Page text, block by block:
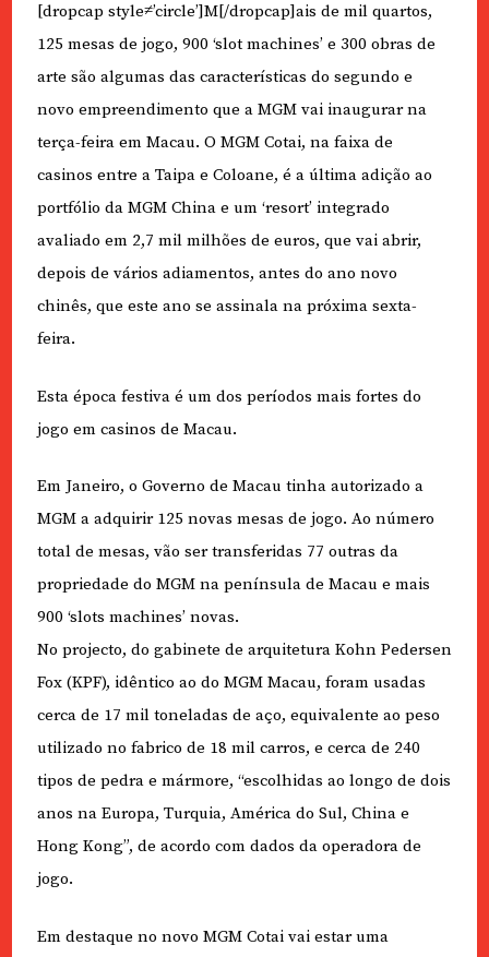
[dropcap style≠’circle’]M[/dropcap]ais de mil quartos,
125 mesas de jogo, 900 ‘slot machines’ e 300 obras de
arte são algumas das características do segundo e
novo empreendimento que a MGM vai inaugurar na
terça-feira em Macau. O MGM Cotai, na faixa de
casinos entre a Taipa e Coloane, é a última adição ao
portfólio da MGM China e um ‘resort’ integrado
avaliado em 2,7 mil milhões de euros, que vai abrir,
depois de vários adiamentos, antes do ano novo
chinês, que este ano se assinala na próxima sexta-
feira.
Esta época festiva é um dos períodos mais fortes do
jogo em casinos de Macau.
Em Janeiro, o Governo de Macau tinha autorizado a
MGM a adquirir 125 novas mesas de jogo. Ao número
total de mesas, vão ser transferidas 77 outras da
propriedade do MGM na península de Macau e mais
900 ‘slots machines’ novas.
No projecto, do gabinete de arquitetura Kohn Pedersen
Fox (KPF), idêntico ao do MGM Macau, foram usadas
cerca de 17 mil toneladas de aço, equivalente ao peso
utilizado no fabrico de 18 mil carros, e cerca de 240
tipos de pedra e mármore, “escolhidas ao longo de dois
anos na Europa, Turquia, América do Sul, China e
Hong Kong”, de acordo com dados da operadora de
jogo.
Em destaque no novo MGM Cotai vai estar uma